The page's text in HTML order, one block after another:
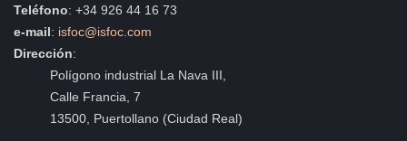
Teléfono: +34 926 44 16 73
e-mail: isfoc@isfoc.com
Dirección:
Polígono industrial La Nava III,
Calle Francia, 7
13500, Puertollano (Ciudad Real)